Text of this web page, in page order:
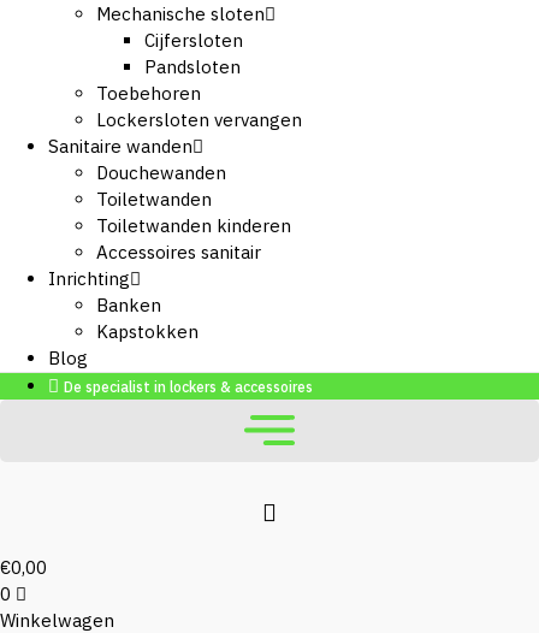
Mechanische sloten
Cijfersloten
Pandsloten
Toebehoren
Lockersloten vervangen
Sanitaire wanden
Douchewanden
Toiletwanden
Toiletwanden kinderen
Accessoires sanitair
Inrichting
Banken
Kapstokken
Blog
De specialist in lockers & accessoires
€0,00
0
Winkelwagen